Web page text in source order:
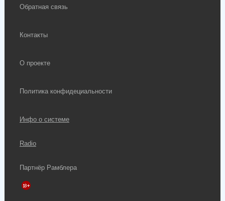
Обратная связь
Контакты
О проекте
Политика конфидециальности
Инфо о системе
Radio
Партнёр Рамблера